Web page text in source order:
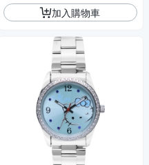
加入購物車